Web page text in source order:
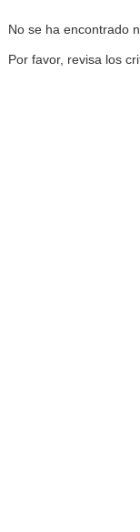
No se ha encontrado
Por favor, revisa los